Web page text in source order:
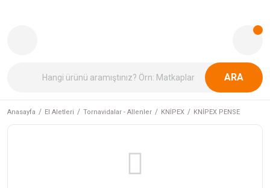
ARA
Anasayfa El Aletleri Tornavidalar - Allenler KNİPEX KNİPEX PENSE